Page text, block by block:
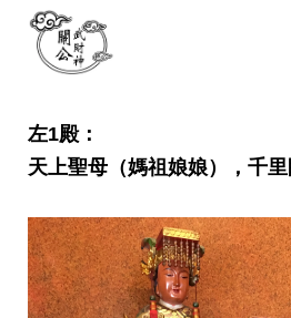
左1殿：
天上聖母（媽祖娘娘），千
繼續購物